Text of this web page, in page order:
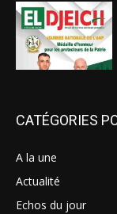
CATÉGORIES
A la une
Actualité
Echos du jour